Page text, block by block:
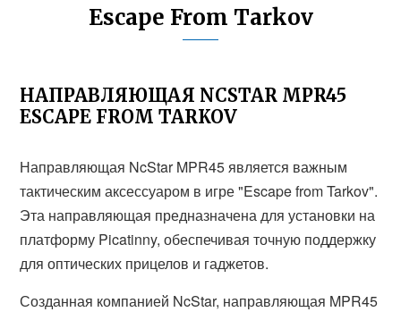
Escape From Tarkov
НАПРАВЛЯЮЩАЯ NCSTAR MPR45
ESCAPE FROM TARKOV
Направляющая NcStar MPR45 является важным
тактическим аксессуаром в игре "Escape from Tarkov".
Эта направляющая предназначена для установки на
платформу Picatinny, обеспечивая точную поддержку
для оптических прицелов и гаджетов.
Созданная компанией NcStar, направляющая MPR45